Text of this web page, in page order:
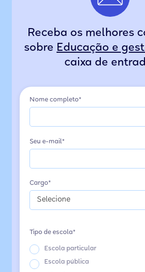
Receba os melhores
sobre Educação e
caixa de
Nome completo*
Seu e-mail*
Cargo*
Tipo de escola*
Escola particular
Escola pública